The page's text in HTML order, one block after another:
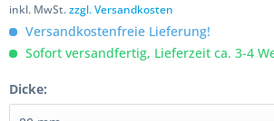
inkl. MwSt.zzgl. Versandkosten
Versandkostenfreie Lieferung!
Sofort versandfertig, Lieferzeit ca. 3-4
Dicke: